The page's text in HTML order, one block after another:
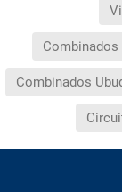
Combinados